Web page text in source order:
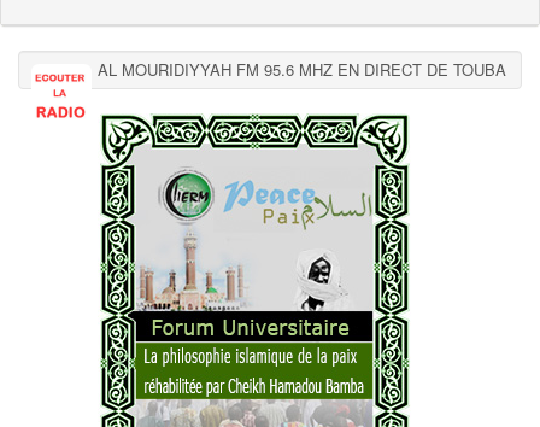
AL MOURIDIYYAH FM 95.6 MHZ EN DIRECT DE TOUBA